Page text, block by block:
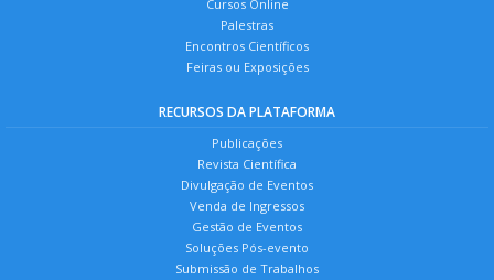
Cursos Online
Palestras
Encontros Científicos
Feiras ou Exposições
RECURSOS DA PLATAFORMA
Publicações
Revista Científica
Divulgação de Eventos
Venda de Ingressos
Gestão de Eventos
Soluções Pós-evento
Submissão de Trabalhos